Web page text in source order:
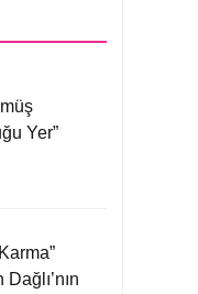
Yer”